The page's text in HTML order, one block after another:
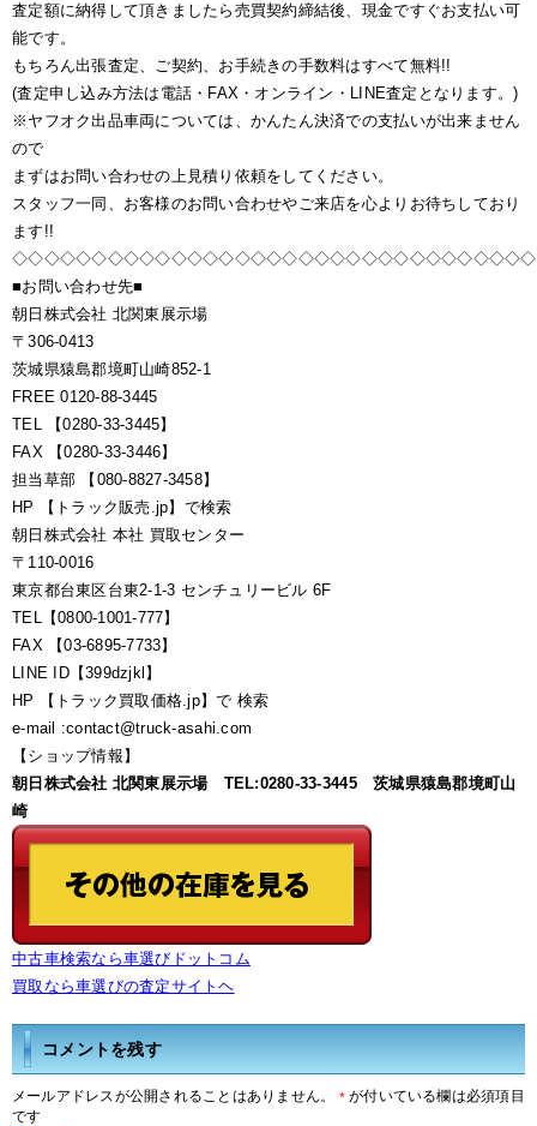
査定額に納得して頂きましたら売買契約締結後、現金ですぐお支払い可
能です。
もちろん出張査定、ご契約、お手続きの手数料はすべて無料!!
(査定申し込み方法は電話・FAX・オンライン・LINE査定となります。)
※ヤフオク出品車両については、かんたん決済での支払いが出来ません
ので
まずはお問い合わせの上見積り依頼をしてください。
スタッフ一同、お客様のお問い合わせやご来店を心よりお待ちしており
ます!!
■お問い合わせ先■
朝日株式会社 北関東展示場
〒306-0413
茨城県猿島郡境町山崎852-1
FREE 0120-88-3445
TEL 【0280-33-3445】
FAX 【0280-33-3446】
担当草部 【080-8827-3458】
HP 【トラック販売.jp】で検索
朝日株式会社 本社 買取センター
〒110-0016
東京都台東区台東2-1-3 センチュリービル 6F
TEL【0800-1001-777】
FAX 【03-6895-7733】
LINE ID【399dzjkl】
HP 【トラック買取価格.jp】で 検索
e-mail :contact@truck-asahi.com
【ショップ情報】
朝日株式会社 北関東展示場 TEL:0280-33-3445 茨城県猿島郡境町山
崎
中古車検索なら車選びドットコム
買取なら車選びの査定サイトヘ
コメントを残す
メールアドレスが公開されることはありません。 *が付いている欄は必須項目
です